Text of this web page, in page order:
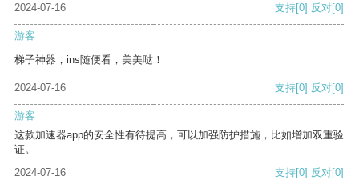
2024-07-16
支持[0] 反对[0]
游客
梯子神器，ins随便看，美美哒！
2024-07-16 支持[0] 反对[0]
游客
这款加速器app的安全性有待提高，可以加强防护措施，比如增加双重验
证。
2024-07-16
支持[0] 反对[0]